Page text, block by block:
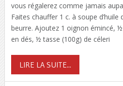
vous régalerez comme jamais
Faites chauffer 1 c. à soupe d’huile
beurre. Ajoutez 1 oignon émincé,
en dés, ½ tasse (100g) de céleri
LIRE LA SUITE...